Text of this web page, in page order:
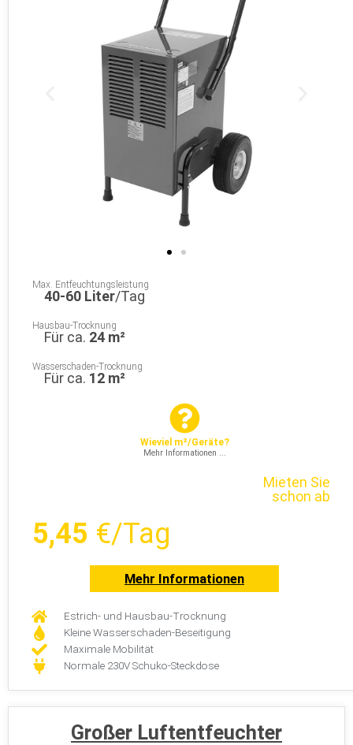
Max. Entfeuchtungsleistung
40-60 Liter/Tag
Hausbau-Trocknung
Für ca. 24 m²
Wasserschaden-Trocknung
Für ca. 12 m²
Wieviel m²/Geräte?
Mehr Informationen ...
Mieten Sie
schon ab
5,45 €/Tag
Mehr Informationen
Estrich- und Hausbau-Trocknung
Kleine Wasserschaden-Beseitigung
Maximale Mobilität
Normale 230V Schuko-Steckdose
Großer Luftentfeuchter